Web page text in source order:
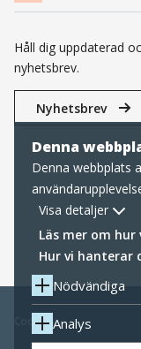
Denna
Denna webbplats
samtycker du till
hur vi hanterar
Visa detaljer
Läs mer om hur
Hur vi hanterar
Nödvändiga
Analys
Håll dig uppdaterad
nyhetsbrev.
Nyhetsbrev
Cookies